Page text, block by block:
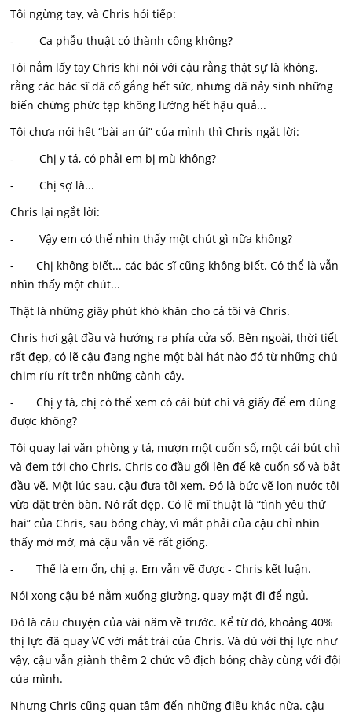
Tôi ngừng tay, và Chris hỏi tiếp:
- Ca phẫu thuật có thành công không?
Tôi nắm lấy tay Chris khi nói với cậu rằng thật sự là không,
rằng các bác sĩ đã cố gắng hết sức, nhưng đã nảy sinh những
biến chứng phức tạp không lường hết hậu quả...
Tôi chưa nói hết “bài an ủi” của mình thì Chris ngắt lời:
- Chị y tá, có phải em bị mù không?
- Chị sợ là...
Chris lại ngắt lời:
- Vậy em có thể nhìn thấy một chút gì nữa không?
- Chị không biết... các bác sĩ cũng không biết. Có thể là vẫn
nhìn thấy một chút...
Thật là những giây phút khó khăn cho cả tôi và Chris.
Chris hơi gật đầu và hướng ra phía cửa sổ. Bên ngoài, thời tiết
rất đẹp, có lẽ cậu đang nghe một bài hát nào đó từ những chú
chim ríu rít trên những cành cây.
- Chị y tá, chị có thể xem có cái bút chì và giấy để em dùng
được không?
Tôi quay lại văn phòng y tá, mượn một cuốn sổ, một cái bút chì
và đem tới cho Chris. Chris co đầu gối lên để kê cuốn sổ và bắt
đầu vẽ. Một lúc sau, cậu đưa tôi xem. Đó là bức vẽ lon nước tôi
vừa đặt trên bàn. Nó rất đẹp. Có lẽ mĩ thuật là “tình yêu thứ
hai” của Chris, sau bóng chày, vì mắt phải của cậu chỉ nhìn
thấy mờ mờ, mà cậu vẫn vẽ rất giống.
- Thế là em ổn, chị ạ. Em vẫn vẽ được - Chris kết luận.
Nói xong cậu bé nằm xuống giường, quay mặt đi để ngủ.
Đó là câu chuyện của vài năm về trước. Kể từ đó, khoảng 40%
thị lực đã quay VC với mắt trái của Chris. Và dù với thị lực như
vậy, cậu vẫn giành thêm 2 chức vô địch bóng chày cùng với đội
của mình.
Nhưng Chris cũng quan tâm đến những điều khác nữa. cậu